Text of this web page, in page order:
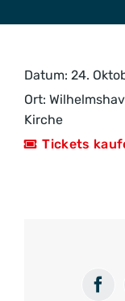
Datum: 24.
Ort:
Kirche
Tickets